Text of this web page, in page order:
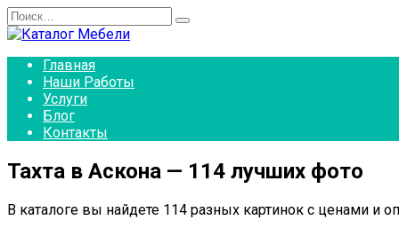
Перейти
к
Search
for:
Главная
Наши Работы
Услуги
Блог
Контакты
Тахта в Аскона — 114 лучших фото
В каталоге вы найдете 114 разных картинок с ценами и